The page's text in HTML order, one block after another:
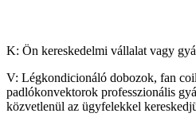
K: Ön kereskedelmi vállalat vagy
V: Légkondicionáló dobozok, fan
padlókonvektorok professzionális
közvetlenül az ügyfelekkel